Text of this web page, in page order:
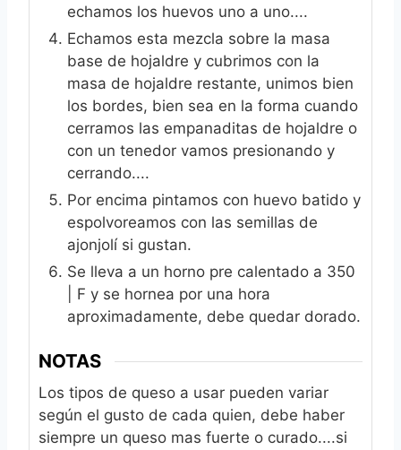
echamos los huevos uno a uno....
Echamos esta mezcla sobre la masa
base de hojaldre y cubrimos con la
masa de hojaldre restante, unimos bien
los bordes, bien sea en la forma cuando
cerramos las empanaditas de hojaldre o
con un tenedor vamos presionando y
cerrando....
Por encima pintamos con huevo batido y
espolvoreamos con las semillas de
ajonjolí si gustan.
Se lleva a un horno pre calentado a 350
| F y se hornea por una hora
aproximadamente, debe quedar dorado.
NOTAS
Los tipos de queso a usar pueden variar
según el gusto de cada quien, debe haber
siempre un queso mas fuerte o curado....si